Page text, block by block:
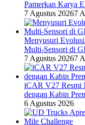
Pamerkan Karya
7 Agustus 20267
Menyusuri
Multi-Sensori di
7 Agustus 20267
iCAR V27 Resmi
dengan Kabin
6 Agustus 2026